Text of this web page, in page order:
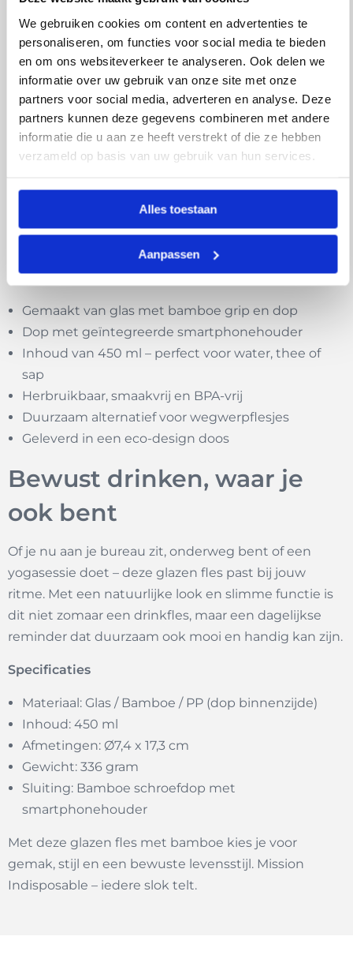
We gebruiken cookies om content en advertenties te
personaliseren, om functies voor social media te bieden
en om ons websiteverkeer te analyseren. Ook delen we
informatie over uw gebruik van onze site met onze
partners voor social media, adverteren en analyse. Deze
partners kunnen deze gegevens combineren met andere
informatie die u aan ze heeft verstrekt of die ze hebben
verzameld op basis van uw gebruik van hun services.
Alles toestaan
Aanpassen
tijdens het werken, sporten of ontspannen kijken.
Duurzaam en herbruikbaar
Deze fles is een bewuste keuze voor wie plastic
flessen wil vermijden. Glas is smaak- en geurvrij,
eenvoudig schoon te maken en langdurig
binnen een milieubewuste levensstijl. En met een
inhoud van 450 ml heb je altijd genoeg bij je, zonder
te zwaar te tillen.
Waarom jij deze fles wilt:
Gemaakt van glas met bamboe grip en dop
Dop met geïntegreerde smartphonehouder
Inhoud van 450 ml – perfect voor water, thee of
sap
Herbruikbaar, smaakvrij en BPA-vrij
Duurzaam alternatief voor wegwerpflesjes
Geleverd in een eco-design doos
Bewust drinken, waar je
ook bent
Of je nu aan je bureau zit, onderweg bent of een
yogasessie doet – deze glazen fles past bij jouw
ritme. Met een natuurlijke look en slimme functie is
dit niet zomaar een drinkfles, maar een dagelijkse
reminder dat duurzaam ook mooi en handig kan zijn.
Specificaties
Materiaal: Glas / Bamboe / PP (dop binnenzijde)
Inhoud: 450 ml
Afmetingen: Ø7,4 x 17,3 cm
Gewicht: 336 gram
Sluiting: Bamboe schroefdop met
smartphonehouder
Met deze glazen fles met bamboe kies je voor
gemak, stijl en een bewuste levensstijl. Mission
Indisposable – iedere slok telt.